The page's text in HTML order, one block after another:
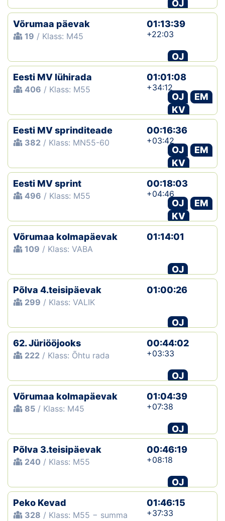
OJ
Võrumaa päevak
19 / Klass: M45
01:13:39
+22:03
OJ
Eesti MV lühirada
406 / Klass: M55
01:01:08
+34:12
OJ
EM
KV
Eesti MV sprinditeade
382 / Klass: MN55-60
00:16:36
+03:42
OJ
EM
KV
Eesti MV sprint
496 / Klass: M55
00:18:03
+04:46
OJ
EM
KV
Võrumaa kolmapäevak
109 / Klass: VABA
01:14:01
OJ
Põlva 4.teisipäevak
299 / Klass: VALIK
01:00:26
OJ
62. Jüriööjooks
222 / Klass: Õhtu rada
00:44:02
+03:33
OJ
Võrumaa kolmapäevak
85 / Klass: M45
01:04:39
+07:38
OJ
Põlva 3.teisipäevak
240 / Klass: M55
00:46:19
+08:18
OJ
Peko Kevad
328 / Klass: M55 − summa
01:46:15
+37:33